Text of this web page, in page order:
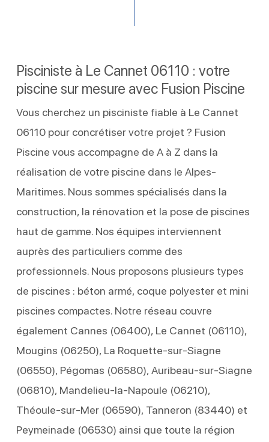
Pisciniste à Le Cannet 06110 : votre
piscine sur mesure avec Fusion Piscine
Vous cherchez un pisciniste fiable à Le Cannet
06110 pour concrétiser votre projet ? Fusion
Piscine vous accompagne de A à Z dans la
réalisation de votre piscine dans le Alpes-
Maritimes. Nous sommes spécialisés dans la
construction, la rénovation et la pose de piscines
haut de gamme. Nos équipes interviennent
auprès des particuliers comme des
professionnels. Nous proposons plusieurs types
de piscines : béton armé, coque polyester et mini
piscines compactes. Notre réseau couvre
également Cannes (06400), Le Cannet (06110),
Mougins (06250), La Roquette-sur-Siagne
(06550), Pégomas (06580), Auribeau-sur-Siagne
(06810), Mandelieu-la-Napoule (06210),
Théoule-sur-Mer (06590), Tanneron (83440) et
Peymeinade (06530) ainsi que toute la région